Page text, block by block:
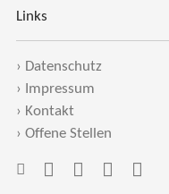
Links
› Datenschutz
›
Impressum
› Kontakt
› Offene Stellen